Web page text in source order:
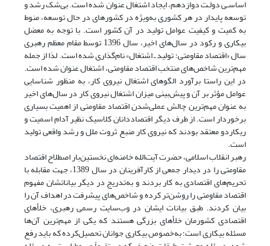
اساسـی دولـت دوازدهم، ایجاد اشتغال عنوان شده است. بی‌شک رشد و
توسعه پایدار در هر کشوری به‌ویژه در کشورهای در حال توسعه، منوط
به کمیت و کیفیت عوامل تولید در آن کشور است. با توجه به معضل
بیکاری و رکود در سال‌های اخیر، سال 1396 توسط مقام معظم رهبری
سال «اقتصاد مقاومتی؛ تولید ـ اشتغال» نام‌گذاری شده است. لذا از جمله
مهم‌ترین شاخص‌های منتخب اقتصاد مقاومتی، اشتغال عنوان شده است.
در این راستا برآورد الگوهای اشتغال نیروی کار، به منظور شناسایی
عوامل مؤثر بر آن و پیش‌بینی میزان اشتغال نیروی کار در سال‌های اخیر
به عنوان مهم‌ترین چالش عملی‌شدن اقتصاد مقاومتی از اهمیت بسیاری
برخوردار است. از طرف دیگر اقتصاددانان کلاسیک نظیر آدام اسمیت و
ریکاردو معتقد بودند که نیروی کار منبع ثروت ملل و رشد واقعی تولید
است.
رهبر انقلاب اسلامی، حضرت آیت‌الله خامنه‌ای نخستین‌بار اصطلاح اقتصاد
مقاومتی را در دیدار جمعی از کارآفرینان در سال 1389، جهت مقابله با
تحریم‌های اقتصادی به کار بردند و به‌تدریج در دیگر بیاناتشان مفهوم
اقتصاد مقاومتی را روشن‌تر کرده و شاخص‌های پیشرفت در اهداف آن را
بیان کردند. طبق بیانات ایشان در وب‌سایت رسمی رهبری، خلأهای
اقتصادی کشورمان خلأ‌های بزرگی هستند که یکی از مهم‌ترین آن‌ها
مسئله‌ بیکاری است؛ به‌خصوص بیکاری جوانان تحصیل‌کرده که باید رفع